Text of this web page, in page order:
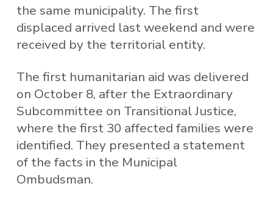
the same municipality. The first
displaced arrived last weekend and were
received by the territorial entity.
The first humanitarian aid was delivered
on October 8, after the Extraordinary
Subcommittee on Transitional Justice,
where the first 30 affected families were
identified. They presented a statement
of the facts in the Municipal
Ombudsman.